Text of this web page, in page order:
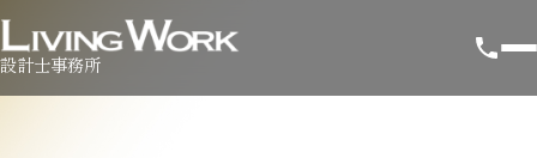
設計士事務所